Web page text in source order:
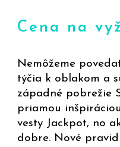
Cena na
Nemôžeme
týčia k oblakom a
západné pobrežie
priamou
vesty Jackpot, no
dobre. Nové